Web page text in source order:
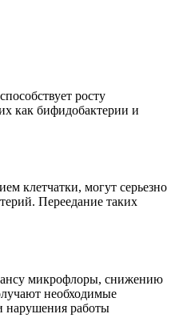
росту
как бифидобактерии и
клетчатки, могут серьезно
Переедание таких
микрофлоры, снижению
необходимые
нарушения работы